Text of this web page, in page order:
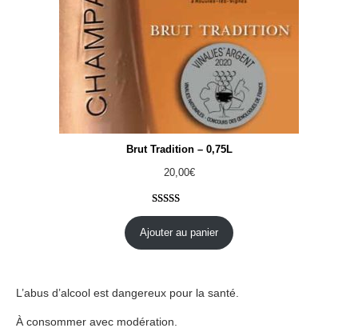
Brut Tradition – 0,75L
20,00€
Noté4.81
sur 5 basé
21
Ajouter au panier
L’abus d’alcool est dangereux pour la santé.
À consommer avec modération.